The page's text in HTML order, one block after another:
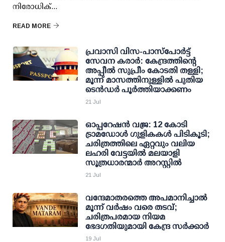
നിരോധിക്...
READ MORE
പ്രവാസി വിസ-പാസ്പോര്‍ട്ട്
സേവന കരാര്‍: കേന്ദ്രത്തിന്റെ
അപ്പീല്‍ സുപ്രീം കോടതി തള്ളി;
മൂന്ന് മാസത്തിനുള്ളില്‍ പുതിയ
ടെന്‍ഡര്‍ പൂര്‍ത്തിയാക്കണം
21 Jul
ഓപ്പറേഷന്‍ വജ്ര: 12 കോടി
ട്രാമഡോള്‍ ഗുളികകള്‍ പിടികൂടി;
ചരിത്രത്തിലെ ഏറ്റവും വലിയ
ലഹരി വേട്ടയില്‍ മലയാളി
സൂത്രധാരന്മാര്‍ അറസ്റ്റില്‍
21 Jul
വന്ദേമാതരത്തെ അപമാനിച്ചാല്‍
മൂന്ന് വര്‍ഷം വരെ തടവ്;
ചരിത്രപരമായ നിയമ
ഭേദഗതിയുമായി കേന്ദ്ര സര്‍ക്കാര്‍
19 Jul